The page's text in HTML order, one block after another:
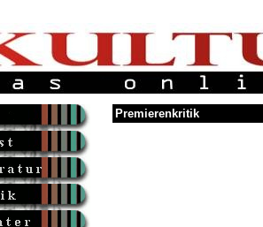
Premierenkritik